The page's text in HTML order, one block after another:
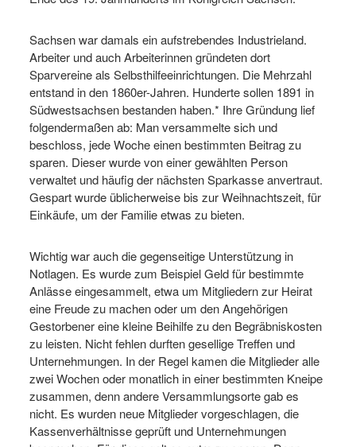
Sachsen war damals ein aufstrebendes Industrieland.
Arbeiter und auch Arbeiterinnen gründeten dort
Sparvereine als Selbsthilfeeinrichtungen. Die Mehrzahl
entstand in den 1860er-Jahren. Hunderte sollen 1891 in
Südwestsachsen bestanden haben.* Ihre Gründung lief
folgendermaßen ab: Man versammelte sich und
beschloss, jede Woche einen bestimmten Beitrag zu
sparen. Dieser wurde von einer gewählten Person
verwaltet und häufig der nächsten Sparkasse anvertraut.
Gespart wurde üblicherweise bis zur Weihnachtszeit, für
Einkäufe, um der Familie etwas zu bieten.
Wichtig war auch die gegenseitige Unterstützung in
Notlagen. Es wurde zum Beispiel Geld für bestimmte
Anlässe eingesammelt, etwa um Mitgliedern zur Heirat
eine Freude zu machen oder um den Angehörigen
Gestorbener eine kleine Beihilfe zu den Begräbniskosten
zu leisten. Nicht fehlen durften gesellige Treffen und
Unternehmungen. In der Regel kamen die Mitglieder alle
zwei Wochen oder monatlich in einer bestimmten Kneipe
zusammen, denn andere Versammlungsorte gab es
nicht. Es wurden neue Mitglieder vorgeschlagen, die
Kassenverhältnisse geprüft und Unternehmungen